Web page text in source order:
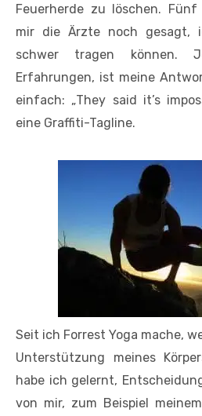
Feuerherde zu löschen.
mir die Ärzte noch gesagt,
schwer tragen können.
Erfahrungen, ist meine
einfach: „They said it’s
eine Graffiti-Tagline.
Seit ich Forrest Yoga mache,
Unterstützung meines
habe ich gelernt,
von mir, zum Beispiel